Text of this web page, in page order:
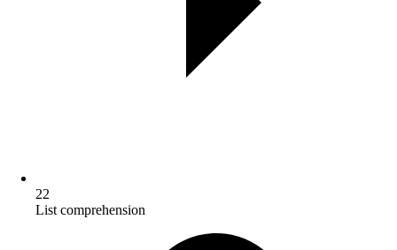
22
List comprehension